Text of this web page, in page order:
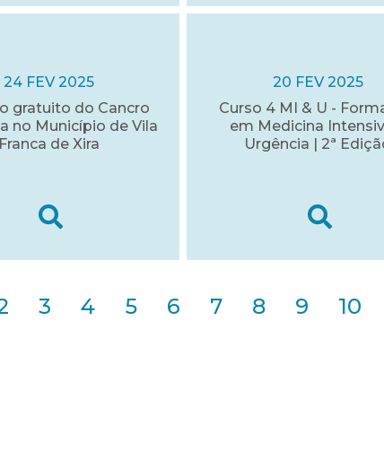
24 FEV 2025
gratuito do Cancro
no Município de Vila
Franca de Xira
20 FEV 2025
Curso 4 MI & U -
em Medicina
Urgência | 2ª
3 4 5 6 7 8 9 10